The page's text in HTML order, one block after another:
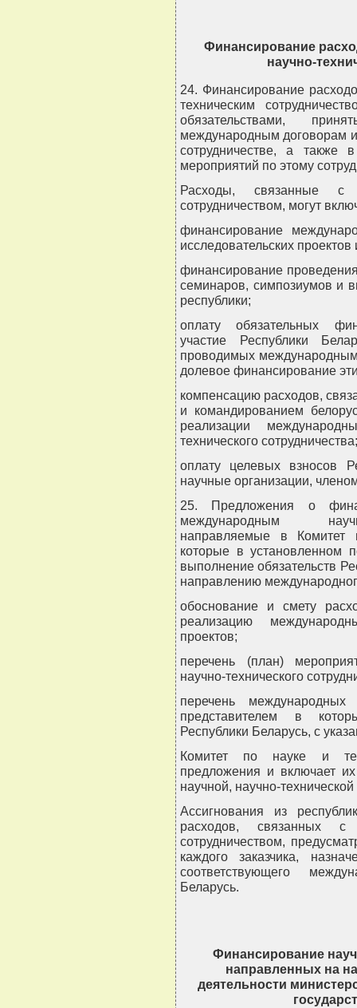
Финансирование
научно-
24. Финансирование
техническим
обязательствами,
международным договорам
сотрудничестве, а также
мероприятий по этому
Расходы, связанные с
сотрудничеством, могут
финансирование
исследовательских
финансирование
семинаров, симпозиумов и
республики;
оплату обязательных
участие Республики
проводимых
долевое финансирование
компенсацию расходов,
и командированием
реализации
технического сотрудничества;
оплату целевых взносов
научные организации,
25. Предложения о
международным
направляемые в Комитет
которые в установленном
выполнение обязательств
направлению
обоснование и смету
реализацию
проектов;
перечень (план)
научно-технического
перечень международных
представителем в
Республики Беларусь, с
Комитет по науке и
предложения и включает
научной, научно-
Ассигнования из
расходов, связанных с
сотрудничеством,
каждого заказчика,
соответствующего
Беларусь.
Финансирование
направленных на
деятельности